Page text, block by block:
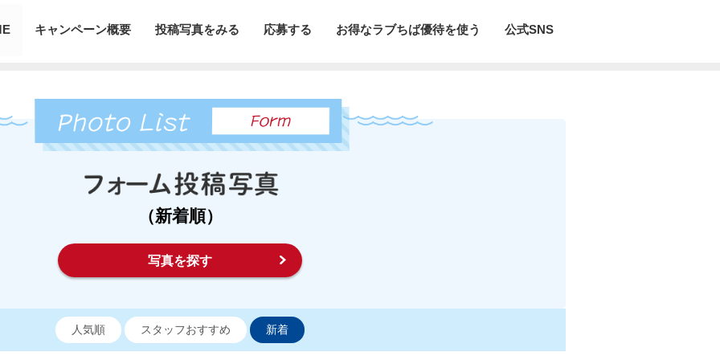
キャンペーン概要 投稿写真をみる 応募する お得なラブちば優待を使う 公式SNS
（新着順）
写真を探す
人気順 スタッフおすすめ 新着